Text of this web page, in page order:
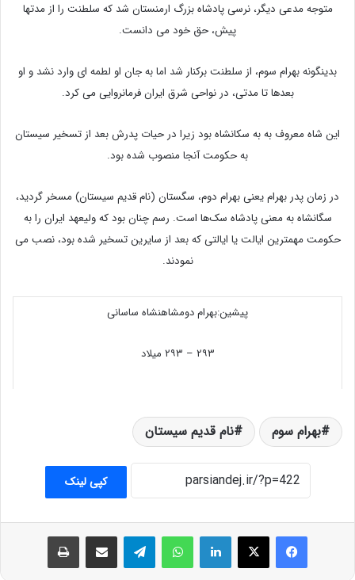
متوجه مدعی دیگر، نرسی پادشاه بزرگ ارمنستان شد که سلطنت را از مدتها
پیش، حق خود می دانست.
بدینگونه بهرام سوم، از سلطنت برکنار شد اما به جان او لطمه ای وارد نشد و او
بعدها تا مدتی، در نواحی شرق ایران فرمانروایی می کرد.
این شاه معروف به به سکانشاه بود زیرا در حیات پدرش بعد از تسخیر سیستان
به حکومت آنجا منصوب شده بود.
در زمان پدر بهرام یعنی بهرام دوم، سگستان (نام قدیم سیستان) مسخر گردید،
سگانشاه به معنی پادشاه سک‌ها است. رسم چنان بود که ولیعهد ایران را به
حکومت مهمترین ایالت یا ایالتی که بعد از سایرین تسخیر شده بود، نصب می
نمودند.
پیشین:بهرام دومشاهنشاه ساسانی
۲۹۳ – ۲۹۳ میلاد
بهرام سوم نام قدیم سیستان
کپی لینک
فیس بوک X لینکدین واتس آپ تلگرام اشتراک گذاری از طریق ایمیل چاپ